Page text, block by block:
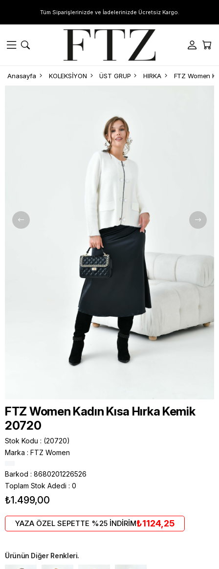
Tüm Siparişlerinizde ve İadelerinizde Ücretsiz Kargo.
Anasayfa KOLEKSİYON ÜST GRUP HIRKA FTZ Women
FTZ Women Kadın Kısa Hırka Kemik
20720
Stok Kodu
(20720)
Marka : FTZ Women
Barkod : 8680201226526
Toplam Stok Adedi : 0
₺1.499,00
YAZA ÖZEL SEPETTE %25 İNDİRİM₺1124,25
Ürünün Diğer Renkleri.